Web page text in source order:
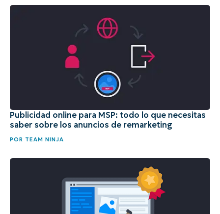
Publicidad online para MSP: todo lo que necesitas
saber sobre los anuncios de remarketing
POR TEAM NINJA